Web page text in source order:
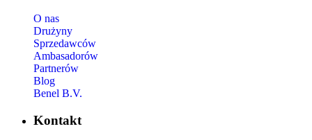
O nas
Drużyny
Sprzedawców
Ambasadorów
Partnerów
Blog
Benel B.V.
Kontakt